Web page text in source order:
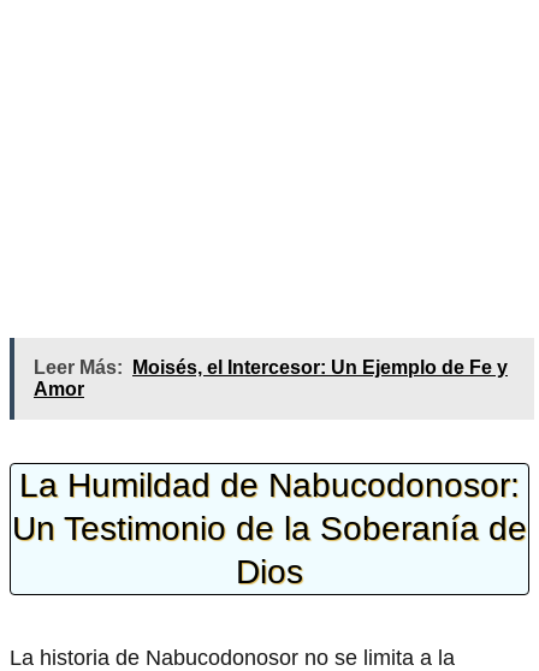
Leer Más:
Moisés, el Intercesor: Un Ejemplo de Fe y
Amor
La Humildad de Nabucodonosor:
Un Testimonio de la Soberanía de
Dios
La historia de Nabucodonosor no se limita a la